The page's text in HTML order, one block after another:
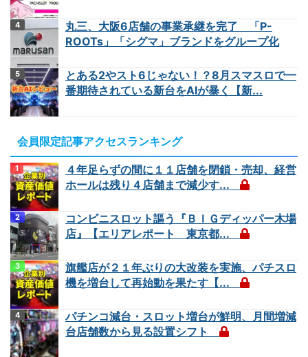
丸三、大阪6店舗の事業承継を完了 「P-
ROOTs」「シグマ」ブランドをグループ化
とある2やスト6じゃない！？8月スマスロで一
番期待されている新台をAIが暴く【新...
会員限定記事アクセスランキング
４年足らずの間に１１店舗を閉鎖・売却、経営
ホールは残り４店舗まで減少す...
コンビニスロット謳う『ＢＩＧディッパー木場
店』【エリアレポート 東京都...
旗艦店が２１年ぶりの大改装を実施、パチスロ
機を増台して再始動を果たす【...
パチンコ減台・スロット増台が鮮明、月間増減
台店舗数から見る設置シフト